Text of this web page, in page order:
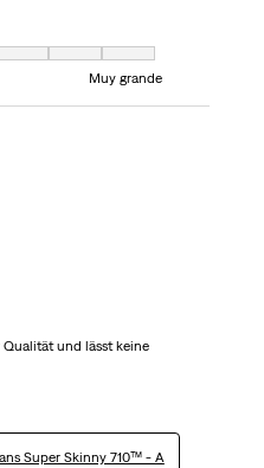
a Muy pequeño y 7 es igual a Muy
Muy grande
Qualität und lässt keine
Super Skinny 710™ - A